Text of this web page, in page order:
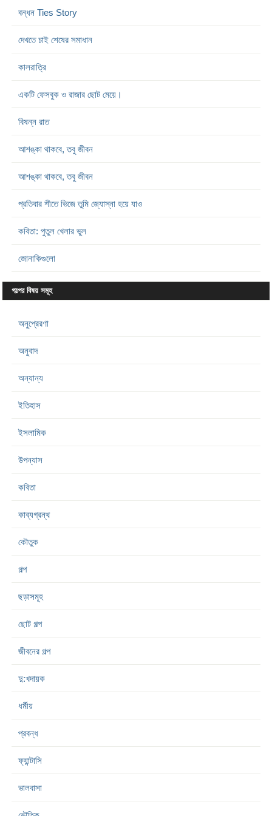
বন্ধন Ties Story
দেখতে চাই শেষের সমাধান
কালরাত্রি
একটি ফেসবুক ও রাজার ছোট মেয়ে।
বিষন্ন রাত
আশঙ্কা থাকবে, তবু জীবন
আশঙ্কা থাকবে, তবু জীবন
প্রতিবার শীতে ভিজে তুমি জ্যোস্না হয়ে যাও
কবিতা: পুতুল খেলার ভুল
জোনাকিগুলো
গল্পের বিষয় সমূহ
অনুপ্রেরণা
অনুবাদ
অন্যান্য
ইতিহাস
ইসলামিক
উপন্যাস
কবিতা
কাব্যগ্রন্থ
কৌতুক
গল্প
ছড়াসমূহ
ছোট গল্প
জীবনের গল্প
দু:খদায়ক
ধর্মীয়
প্রবন্ধ
ফ্যান্টাসি
ভালবাসা